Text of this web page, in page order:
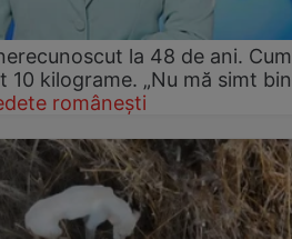
la 48 de ani. Cum
10 kilograme. „Nu mă simt
românești